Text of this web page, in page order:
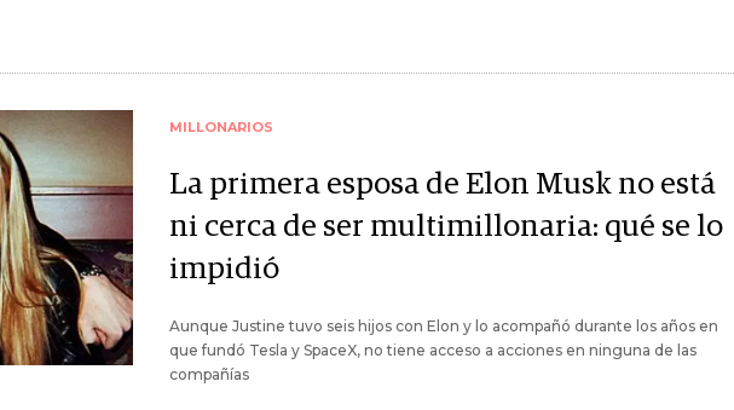
MILLONARIOS
La primera esposa de Elon Musk no está
ni cerca de ser multimillonaria: qué se lo
impidió
Aunque Justine tuvo seis hijos con Elon y lo acompañó durante los años en
que fundó Tesla y SpaceX, no tiene acceso a acciones en ninguna de las
compañías